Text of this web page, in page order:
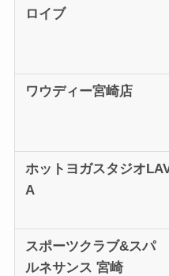
ロイブ
ワウディー宮崎店
ホットヨガスタジオ
A
スポーツクラブ&スパ
ルネサンス 宮崎